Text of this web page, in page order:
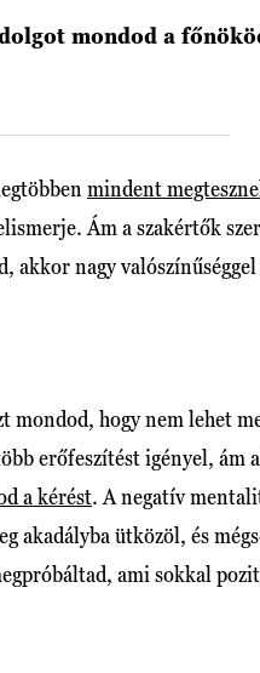
mondod a
mindent
Ám a szakértők
nagy valószínűséggel
mondod, hogy nem lehet
erőfeszítést igényel, ám
a kérést. A negatív
akadályba ütközöl, és
ami sokkal